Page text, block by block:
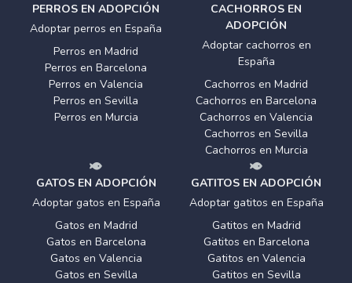
PERROS EN ADOPCIÓN
Adoptar perros en España
Perros en Madrid
Perros en Barcelona
Perros en Valencia
Perros en Sevilla
Perros en Murcia
CACHORROS EN
ADOPCIÓN
Adoptar cachorros en
España
Cachorros en Madrid
Cachorros en Barcelona
Cachorros en Valencia
Cachorros en Sevilla
Cachorros en Murcia
GATOS EN ADOPCIÓN
Adoptar gatos en España
Gatos en Madrid
Gatos en Barcelona
Gatos en Valencia
Gatos en Sevilla
GATITOS EN ADOPCIÓN
Adoptar gatitos en España
Gatitos en Madrid
Gatitos en Barcelona
Gatitos en Valencia
Gatitos en Sevilla